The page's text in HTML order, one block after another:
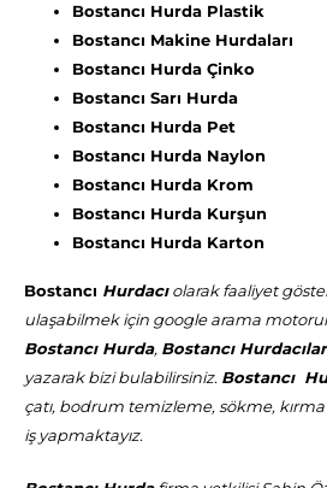
Bostancı Hurda Plastik
Bostancı Makine Hurdaları
Bostancı Hurda Çinko
Bostancı Sarı Hurda
Bostancı Hurda Pet
Bostancı Hurda Naylon
Bostancı Hurda Krom
Bostancı Hurda Kurşun
Bostancı Hurda Karton
Bostancı Hurdacıolarak faaliyet
ulaşabilmek için google arama
Bostancı Hurda, Bostancı Hurdacılar
yazarak bizi bulabilirsiniz. Bostancı
çatı, bodrum temizleme, sökme,
iş yapmaktayız.